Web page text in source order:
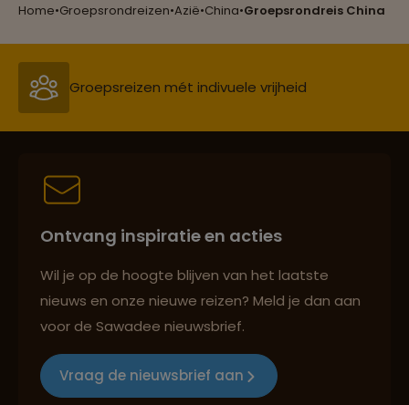
Home•Groepsrondreizen•Azië•China•Groepsrondreis China
Persoonlijk en deskundig reisadvies
Best beoordeelde reisroutes
Groepsreizen mét indivuele vrijheid
Ontvang inspiratie en acties
Wil je op de hoogte blijven van het laatste
nieuws en onze nieuwe reizen? Meld je dan aan
voor de Sawadee nieuwsbrief.
Vraag de nieuwsbrief aan